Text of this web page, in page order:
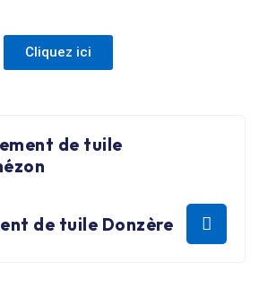
Cliquez ici
de tuile
de tuile Donzère